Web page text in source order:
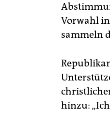
Vorwahl
sammeln
hinzu: